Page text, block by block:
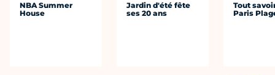
NBA Summer
House
Jardin d'été fête
ses 20 ans
Tout
Paris